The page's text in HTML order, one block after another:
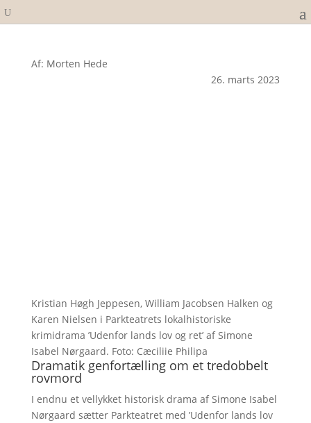
Af: Morten Hede
26. marts 2023
Kristian Høgh Jeppesen, William Jacobsen Halken og
Karen Nielsen i Parkteatrets lokalhistoriske
krimidrama ’Udenfor lands lov og ret’ af Simone
Isabel Nørgaard. Foto: Cæciliie Philipa
Dramatik genfortælling om et tredobbelt
rovmord
I endnu et vellykket historisk drama af Simone Isabel
Nørgaard sætter Parkteatret med ’Udenfor lands lov